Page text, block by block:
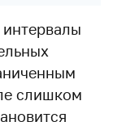
слишком